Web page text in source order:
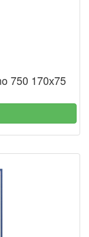
750 170х75